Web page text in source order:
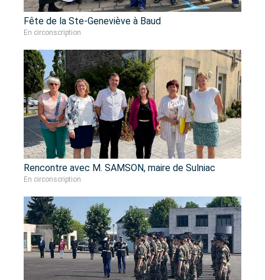
Fête de la Ste-Geneviève à Baud
En circonscription
Rencontre avec M. SAMSON, maire de Sulniac
En circonscription